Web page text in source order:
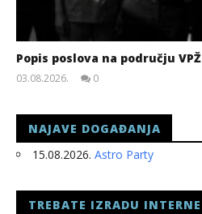
Popis poslova na području VPŽ
03.08.2026.
0
NAJAVE DOGAĐANJA
15.08.2026. Astro Party
TREBATE IZRADU